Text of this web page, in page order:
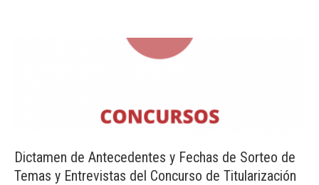
Dictamen de Antecedentes y Fechas de Sorteo de
Temas y Entrevistas del Concurso de Titularización